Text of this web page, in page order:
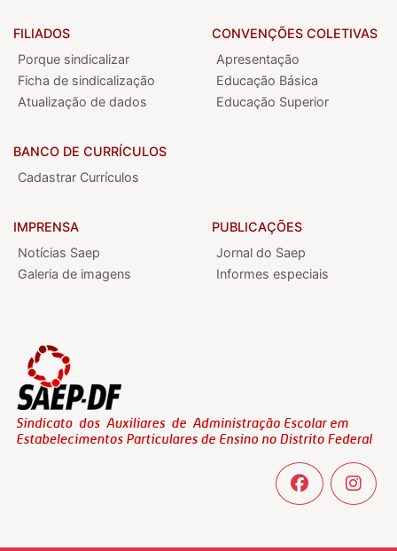
FILIADOS
Porque sindicalizar
Ficha de sindicalização
Atualização de dados
BANCO DE CURRÍCULOS
Cadastrar Currículos
CONVENÇÕES COLETIVAS
Apresentação
Educação Básica
Educação Superior
IMPRENSA
Notícias Saep
Galeria de imagens
PUBLICAÇÕES
Jornal do Saep
Informes especiais